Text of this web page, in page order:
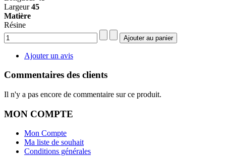
Largeur45
Matière
Résine
Ajouter un avis
Commentaires des clients
Il n'y a pas encore de commentaire sur ce produit.
MON COMPTE
Mon Compte
Ma liste de souhait
Conditions générales